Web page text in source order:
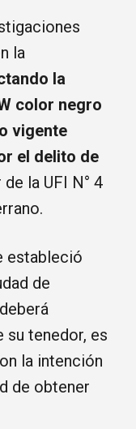
la
la
color negro
vigente
el delito de
la UFI N° 4
estableció
de
su tenedor, es
la intención
de obtener